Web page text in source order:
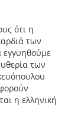
ότι η
των
εγγυηθούμε
των
η ελληνική